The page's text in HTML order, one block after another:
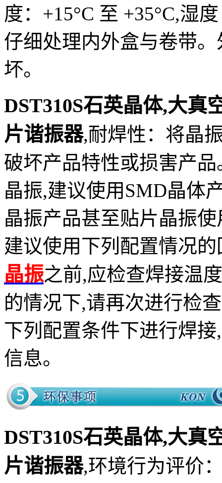
度：+15°C 至 +35°C,湿
仔细处理内外盒与卷带
坏。
DST310S石英晶体,大真
片谐振器,耐焊性：将晶
破坏产品特性或损害产
晶振,建议使用SMD晶体
晶振产品甚至贴片晶振
建议使用下列配置情况
晶振之前,应检查焊接温
的情况下,请再次进行检
下列配置条件下进行焊
信息。
DST310S石英晶体,大真
片谐振器,环境行为评价